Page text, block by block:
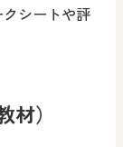
シートや評
）